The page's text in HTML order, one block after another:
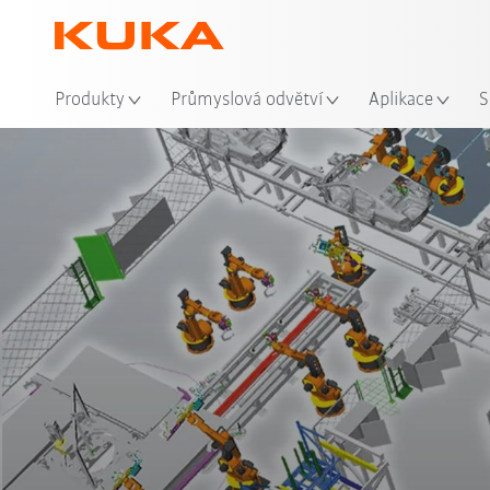
Produkty Průmyslová odvětví Aplikace